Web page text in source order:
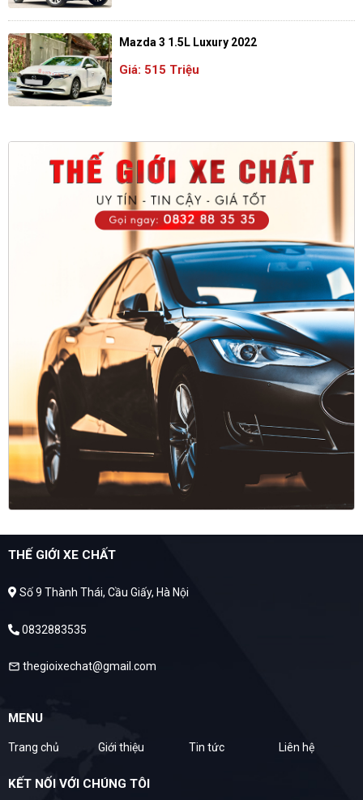
Mazda 3 1.5L Luxury 2022
Giá: 515 Triệu
THẾ GIỚI XE CHẤT
Số 9 Thành Thái, Cầu Giấy, Hà Nội
0832883535
mail thegioixechat@gmail.com
MENU
Trang chủ Giới thiệu Tin tức Liên hệ
KẾT NỐI VỚI CHÚNG TÔI